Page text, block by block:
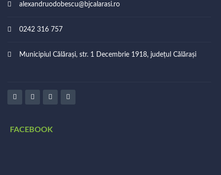
alexandruodobescu@bjcalarasi.ro
0242 316 757
Municipiul Călărași, str. 1 Decembrie 1918, județul Călărași
FACEBOOK